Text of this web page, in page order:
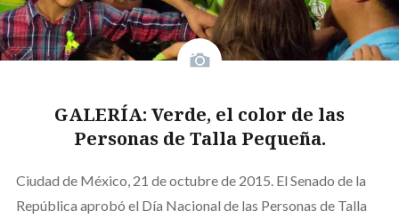
GALERÍA: Verde, el color de las
Personas de Talla Pequeña.
Ciudad de México, 21 de octubre de 2015. El Senado de la
República aprobó el Día Nacional de las Personas de Talla